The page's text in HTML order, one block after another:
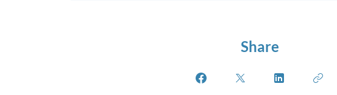
Share